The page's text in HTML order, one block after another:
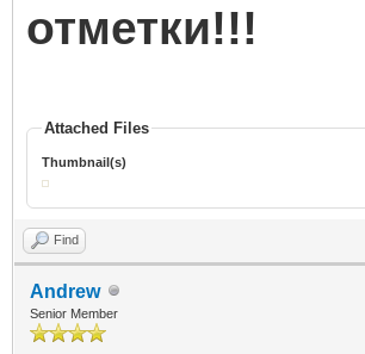
отметки!!!
Attached Files
Thumbnail(s)
Find
Andrew
Senior Member